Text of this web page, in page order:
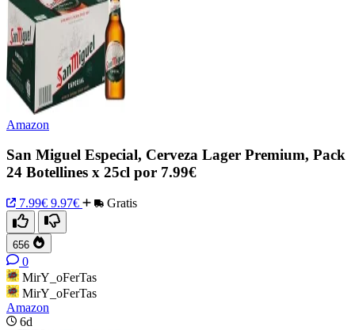
Amazon
San Miguel Especial, Cerveza Lager Premium, Pack
24 Botellines x 25cl por 7.99€
7.99€ 9.97€ Gratis
656
0
MirY_oFerTas
MirY_oFerTas
Amazon
6d